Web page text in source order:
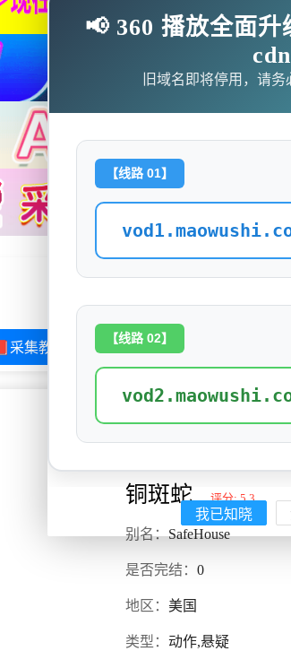
📕采集教程 🗨求片必应 🎉福
铜斑蛇 评分: 5.3
别名：SafeHouse
是否完结： 0
地区： 美国
类型： 动作,悬疑
📢 360 播放全面
cdn
旧域名即将停用，请
【线路 01】
【线路 02】
我已知晓